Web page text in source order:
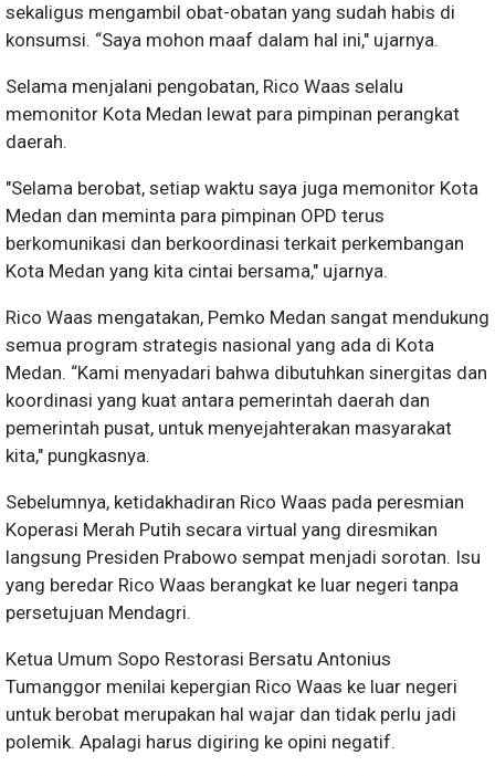
sekaligus mengambil obat-obatan yang sudah habis di
konsumsi. “Saya mohon maaf dalam hal ini," ujarnya.
Selama menjalani pengobatan, Rico Waas selalu
memonitor Kota Medan lewat para pimpinan perangkat
daerah.
"Selama berobat, setiap waktu saya juga memonitor Kota
Medan dan meminta para pimpinan OPD terus
berkomunikasi dan berkoordinasi terkait perkembangan
Kota Medan yang kita cintai bersama," ujarnya.
Rico Waas mengatakan, Pemko Medan sangat mendukung
semua program strategis nasional yang ada di Kota
Medan. “Kami menyadari bahwa dibutuhkan sinergitas dan
koordinasi yang kuat antara pemerintah daerah dan
pemerintah pusat, untuk menyejahterakan masyarakat
kita," pungkasnya.
Sebelumnya, ketidakhadiran Rico Waas pada peresmian
Koperasi Merah Putih secara virtual yang diresmikan
langsung Presiden Prabowo sempat menjadi sorotan. Isu
yang beredar Rico Waas berangkat ke luar negeri tanpa
persetujuan Mendagri.
Ketua Umum Sopo Restorasi Bersatu Antonius
Tumanggor menilai kepergian Rico Waas ke luar negeri
untuk berobat merupakan hal wajar dan tidak perlu jadi
polemik. Apalagi harus digiring ke opini negatif.